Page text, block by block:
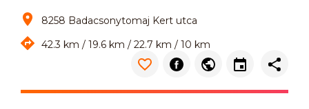
8258 Badacsonytomaj Kert utca
42.3 km / 19.6 km / 22.7 km / 10 km